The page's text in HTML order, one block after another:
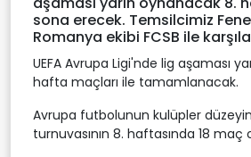
sona erecek. Temsilcimiz
Romanya ekibi FCSB ile
UEFA Avrupa Ligi'nde lig aşaması
hafta maçları ile tamamlanacak.
Avrupa futbolunun kulüpler
turnuvasının 8. haftasında 18 maç